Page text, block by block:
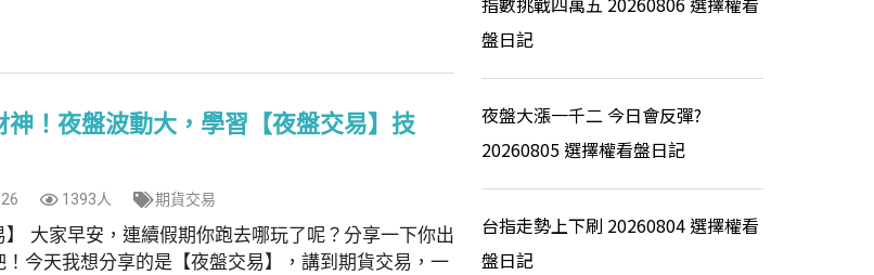
神！夜盤波動大，學習【夜盤交易】技
1393人 期貨交易
】 大家早安，連續假期你跑去哪玩了呢？分享一下你出
！今天我想分享的是【夜盤交易】，講到期貨交易，一
盤日記
夜盤大漲一千二 今日會反彈?
20260805 選擇權看盤日記
台指走勢上下刷 20260804 選擇權看
盤日記